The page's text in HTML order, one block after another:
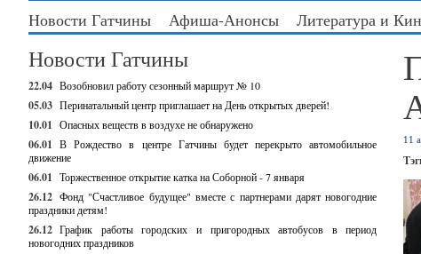
Новости Гатчины Афиша-Анонсы Литература и
Новости Гатчины
22.04 Возобновил работу сезонный маршрут № 10
05.03 Перинатальный центр приглашает на День открытых дверей!
10.01 Опасных веществ в воздухе не обнаружено
06.01 В Рождество в центре Гатчины будет перекрыто автомобильное
движение
06.01 Торжественное открытие катка на Соборной - 7 января
26.12 Фонд "Счастливое будущее" вместе с партнерами дарят новогодние
праздники детям!
26.12 График работы городских и пригородных автобусов в период
новогодних праздников
11